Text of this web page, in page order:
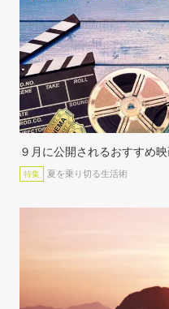
９月に公開されるおすすめ映
特集 夏を乗り切る生活術